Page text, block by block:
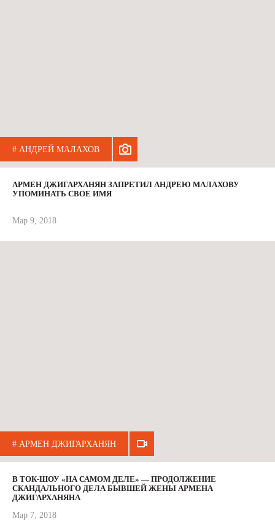
# АНДРЕЙ МАЛАХОВ
АРМЕН ДЖИГАРХАНЯН ЗАПРЕТИЛ АНДРЕЮ МАЛАХОВУ
УПОМИНАТЬ СВОЕ ИМЯ
Мар 9, 2018
# АРМЕН ДЖИГАРХАНЯН
В ТОК-ШОУ «НА САМОМ ДЕЛЕ» — ПРОДОЛЖЕНИЕ
СКАНДАЛЬНОГО ДЕЛА БЫВШЕЙ ЖЕНЫ АРМЕНА
ДЖИГАРХАНЯНА
Мар 7, 2018